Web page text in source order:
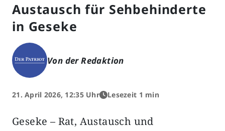
Austausch für Sehbehinderte
in Geseke
Von der Redaktion
21. April 2026, 12:35 Uhr Lesezeit 1 min
Geseke – Rat, Austausch und